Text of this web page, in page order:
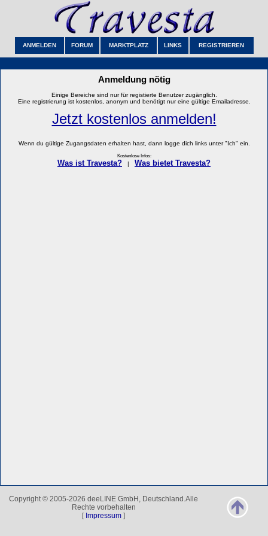
ANMELDEN FORUM MARKTPLATZ LINKS REGISTRIEREN
Anmeldung nötig
Einige Bereiche sind nur für registierte Benutzer zugänglich.
Eine registrierung ist kostenlos, anonym und benötigt nur eine gültige Emailadresse.
Jetzt kostenlos anmelden!
Wenn du gültige Zugangsdaten erhalten hast, dann logge dich links unter "Ich" ein.
Kostenlose Infos:
Was ist Travesta? Was bietet Travesta?
Copyright © 2005-2026 deeLINE GmbH, Deutschland.Alle
Rechte vorbehalten
[ Impressum ]